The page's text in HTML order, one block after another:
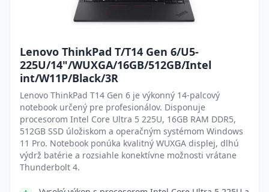
Lenovo ThinkPad T/T14 Gen 6/U5-
225U/14"/WUXGA/16GB/512GB/Intel
int/W11P/Black/3R
Lenovo ThinkPad T14 Gen 6 je výkonný 14-palcový
notebook určený pre profesionálov. Disponuje
procesorom Intel Core Ultra 5 225U, 16GB RAM DDR5,
512GB SSD úložiskom a operačným systémom Windows
11 Pro. Notebook ponúka kvalitný WUXGA displej, dlhú
výdrž batérie a rozsiahle konektívne možnosti vrátane
Thunderbolt 4.